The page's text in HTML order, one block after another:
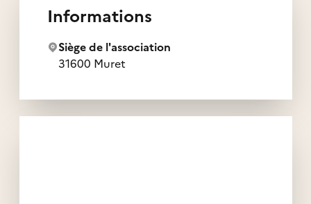
Informations
Siège de l'association
31600 Muret